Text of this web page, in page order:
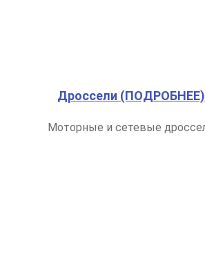
Дроссели (ПОДРОБНЕЕ)
Моторные и сетевые